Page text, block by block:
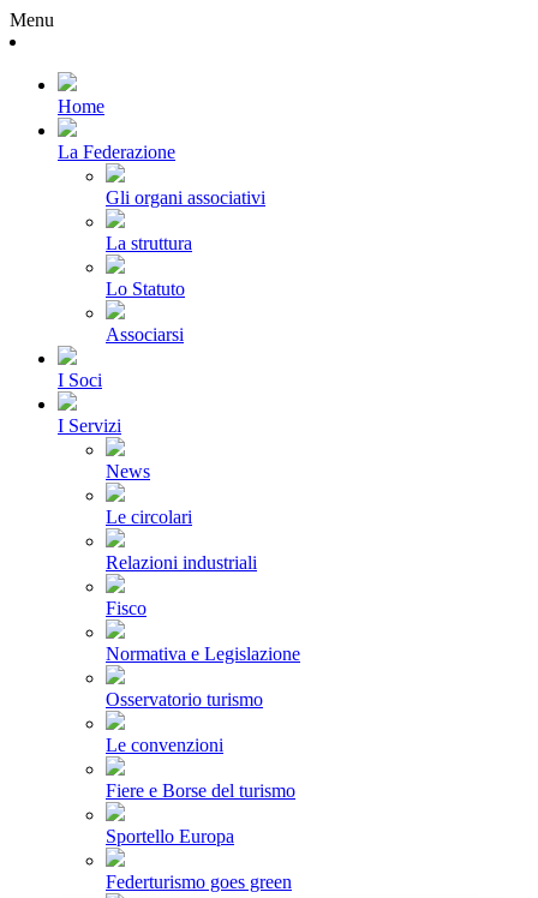
Menu
Home
La Federazione
Gli organi associativi
La struttura
Lo Statuto
Associarsi
I Soci
I Servizi
News
Le circolari
Relazioni industriali
Fisco
Normativa e Legislazione
Osservatorio turismo
Le convenzioni
Fiere e Borse del turismo
Sportello Europa
Federturismo goes green